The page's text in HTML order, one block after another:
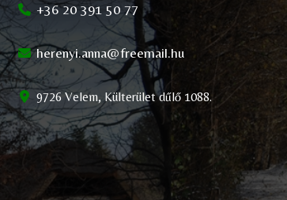
+36 20 391 50 77
herenyi.anna@freemail.hu
9726 Velem, Külterület dűlő 1088.